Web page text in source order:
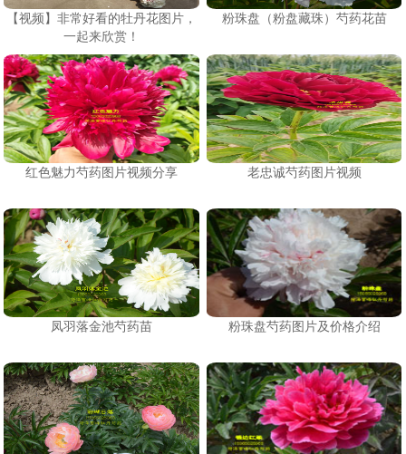
【视频】非常好看的牡丹花图片，
一起来欣赏！
粉珠盘（粉盘藏珠）芍药花苗
红色魅力芍药图片视频分享 老忠诚芍药图片视频
凤羽落金池芍药苗 粉珠盘芍药图片及价格介绍